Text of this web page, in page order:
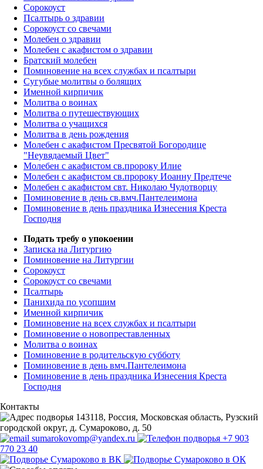
Сорокоуст
Псалтырь о здравии
Сорокоуст со свечами
Молебен о здравии
Молебен с акафистом о здравии
Братский молебен
Поминовение на всех службах и псалтыри
Сугубые молитвы о болящих
Именной кирпичик
Молитва о воинах
Молитва о путешествующих
Молитва о учащихся
Молитва в день рождения
Молебен с акафистом Пресвятой Богородице
"Неувядаемый Цвет"
Молебен с акафистом св.пророку Илие
Молебен с акафистом св.пророку Иоанну Предтече
Молебен с акафистом свт. Николаю Чудотворцу
Поминовение в день св.вмч.Пантелеимона
Поминовение в день праздника Изнесения Креста
Господня
Подать требу о упокоении
Записка на Литургию
Поминовение на Литургии
Сорокоуст
Сорокоуст со свечами
Псалтырь
Панихида по усопшим
Именной кирпичик
Поминовение на всех службах и псалтыри
Поминовение о новопреставленных
Молитва о воинах
Поминовение в родительскую субботу
Поминовение в день вмч.Пантелеимона
Поминовение в день праздника Изнесения Креста
Господня
Контакты
143118, Россия, Московская область, Рузский
городской округ, д. Сумароково, д. 50
sumarokovomp@yandex.ru
+7 903
770 23 40